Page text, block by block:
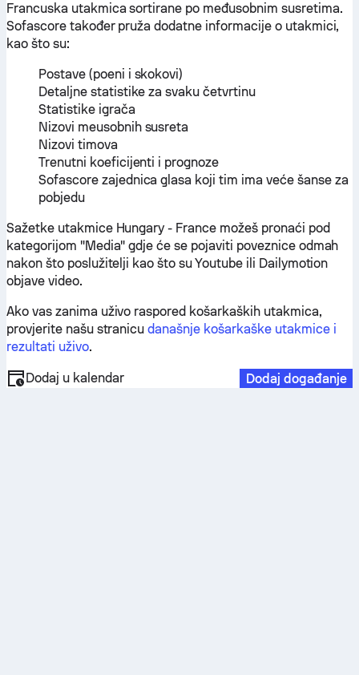
Francuska utakmica sortirane po međusobnim susretima.
Sofascore također pruža dodatne informacije o utakmici,
kao što su:
Postave (poeni i skokovi)
Detaljne statistike za svaku četvrtinu
Statistike igrača
Nizovi meusobnih susreta
Nizovi timova
Trenutni koeficijenti i prognoze
Sofascore zajednica glasa koji tim ima veće šanse za
pobjedu
Sažetke utakmice Hungary - France možeš pronaći pod
kategorijom "Media" gdje će se pojaviti poveznice odmah
nakon što poslužitelji kao što su Youtube ili Dailymotion
objave video.
Ako vas zanima uživo raspored košarkaških utakmica,
provjerite našu stranicudanašnje košarkaške utakmice i
rezultati uživo.
Dodaj u kalendar Dodaj događanje